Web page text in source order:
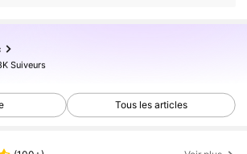
Suiveurs
en train de naviguer
Suiveurs Tous les articles